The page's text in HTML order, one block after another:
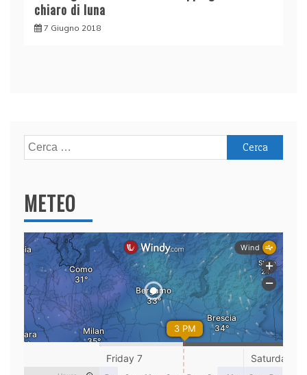
chiaro di luna
7 Giugno 2018
Ricerca
per:
METEO